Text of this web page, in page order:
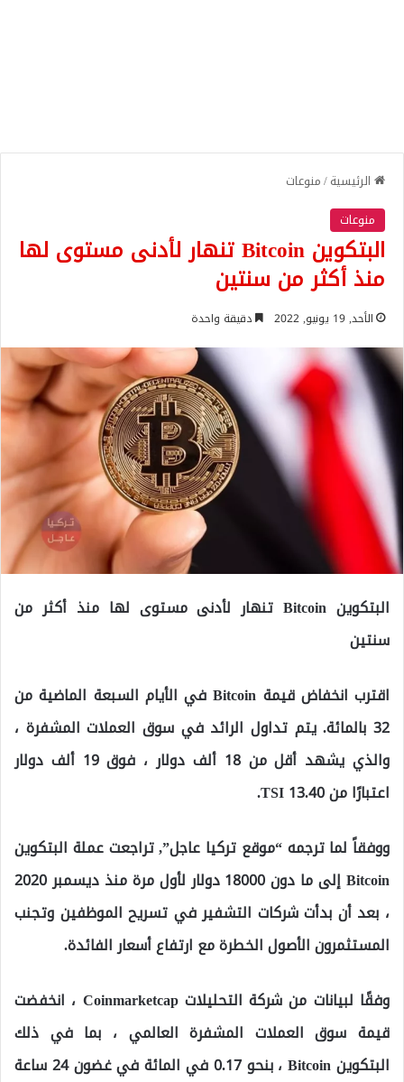
الرئيسية/منوعات
منوعات
البتكوين Bitcoin تنهار لأدنى مستوى لها
منذ أكثر من سنتين
الأحد, 19 يونيو, 2022 دقيقة واحدة
البتكوين Bitcoin تنهار لأدنى مستوى لها منذ أكثر من
سنتين
اقترب انخفاض قيمة Bitcoin في الأيام السبعة الماضية من
32 بالمائة. يتم تداول الرائد في سوق العملات المشفرة ،
والذي يشهد أقل من 18 ألف دولار ، فوق 19 ألف دولار
اعتبارًا من 13.40 TSI.
ووفقاً لما ترجمه “موقع تركيا عاجل”, تراجعت عملة البتكوين
Bitcoin إلى ما دون 18000 دولار لأول مرة منذ ديسمبر 2020
، بعد أن بدأت شركات التشفير في تسريح الموظفين وتجنب
المستثمرون الأصول الخطرة مع ارتفاع أسعار الفائدة.
وفقًا لبيانات من شركة التحليلات Coinmarketcap ، انخفضت
قيمة سوق العملات المشفرة العالمي ، بما في ذلك
البتكوين Bitcoin ، بنحو 0.17 في المائة في غضون 24 ساعة